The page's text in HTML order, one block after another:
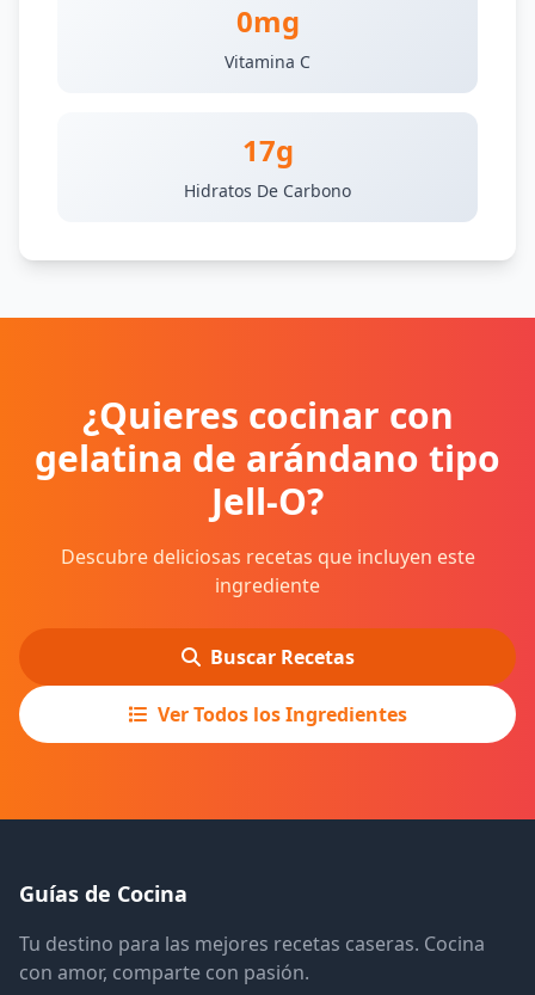
0mg
Vitamina C
17g
Hidratos De Carbono
¿Quieres cocinar con
gelatina de arándano tipo
Jell-O?
Descubre deliciosas recetas que incluyen este
ingrediente
Buscar Recetas
Ver Todos los Ingredientes
Guías de Cocina
Tu destino para las mejores recetas caseras. Cocina
con amor, comparte con pasión.